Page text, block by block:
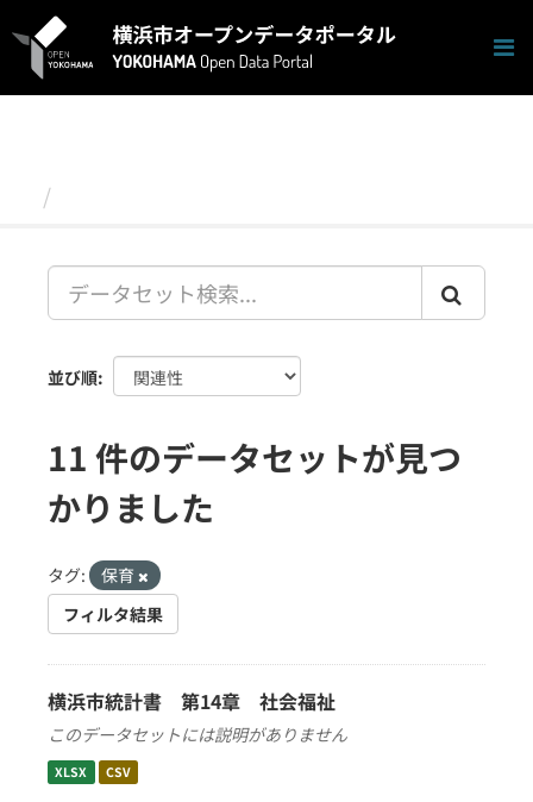
キ
並び順
11 件のデータセットが見つ
かりました
タグ:
保育
フィルタ結果
横浜市統計書 第14章 社会福祉
このデータセットには説明がありません
XLSX CSV